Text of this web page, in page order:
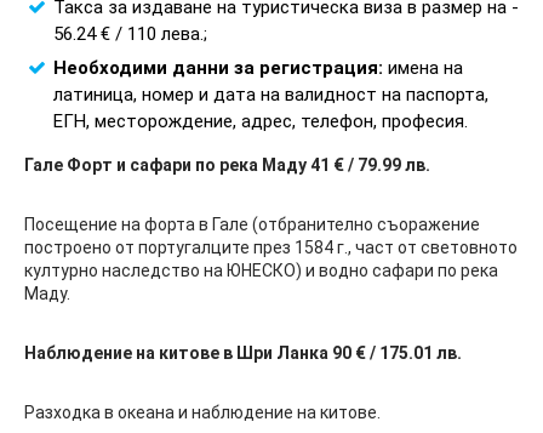
Такса за издаване на туристическа виза в размер на -
56.24 € / 110 лева.;
Необходими данни за регистрация: имена на
латиница, номер и дата на валидност на паспорта,
ЕГН, месторождение, адрес, телефон, професия.
Гале Форт и сафари по река Маду 41 € / 79.99 лв.
Посещение на форта в Гале (отбранително съоражение
построено от португалците през 1584 г., част от световното
културно наследство на ЮНЕСКО) и водно сафари по река
Маду.
Наблюдение на китове в Шри Ланка 90 € / 175.01 лв.
Разходка в океана и наблюдение на китове.